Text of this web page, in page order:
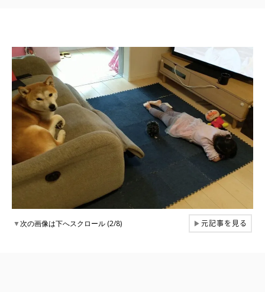
▼次の画像は下へスクロール (2/8) ▶元記事を見る